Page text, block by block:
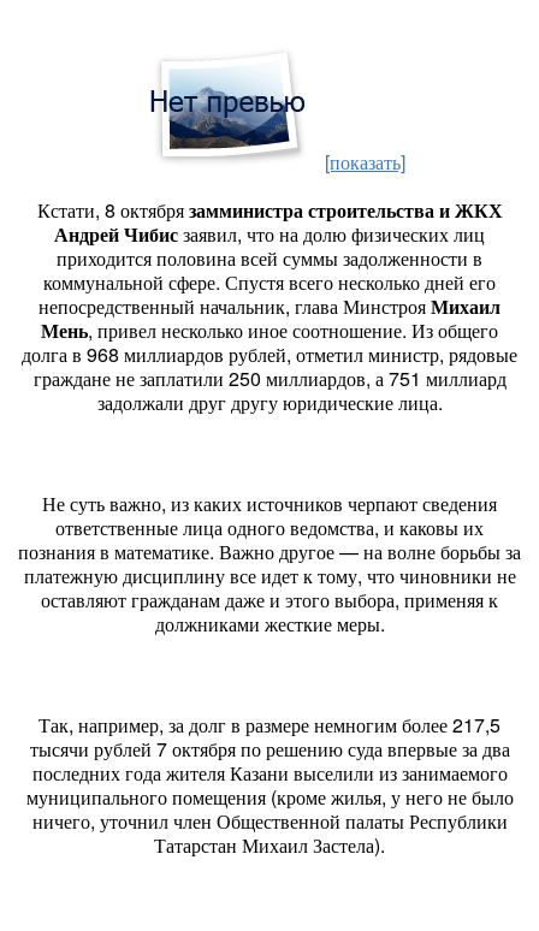
[показать]
Кстати, 8 октябрязамминистра строительства и ЖКХ
Андрей Чибисзаявил, что на долю физических лиц
приходится половина всей суммы задолженности в
коммунальной сфере. Спустя всего несколько дней его
непосредственный начальник, глава МинстрояМихаил
Мень, привел несколько иное соотношение. Из общего
долга в 968 миллиардов рублей, отметил министр, рядовые
граждане не заплатили 250 миллиардов, а 751 миллиард
задолжали друг другу юридические лица.
Не суть важно, из каких источников черпают сведения
ответственные лица одного ведомства, и каковы их
познания в математике. Важно другое — на волне борьбы за
платежную дисциплину все идет к тому, что чиновники не
оставляют гражданам даже и этого выбора, применяя к
должниками жесткие меры.
Так, например, за долг в размере немногим более 217,5
тысячи рублей 7 октября по решению суда впервые за два
последних года жителя Казани выселили из занимаемого
муниципального помещения (кроме жилья, у него не было
ничего, уточнил член Общественной палаты Республики
Татарстан Михаил Застела).